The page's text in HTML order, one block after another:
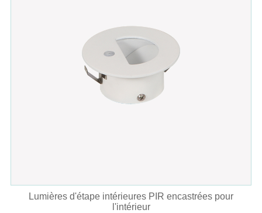
Lumières d'étape intérieures PIR encastrées pour
l'intérieur